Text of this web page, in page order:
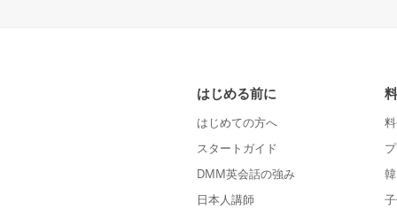
はじめる前に
はじめての方へ
スタートガイド
DMM英会話の強み
日本人講師